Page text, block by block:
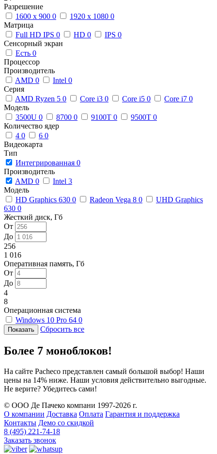
Разрешение
1600 x 900 0 1920 x 1080 0
Матрица
Full HD IPS 0 HD 0 IPS 0
Сенсорный экран
Есть 0
Процессор
Производитель
AMD 0 Intel 0
Серия
AMD Ryzen 5 0 Core i3 0 Core i5 0 Core i7 0
Модель
3500U 0 8700 0 9100T 0 9500T 0
Количество ядер
4 0 6 0
Видеокарта
Тип
Интегрированная 0
Производитель
AMD 0 Intel 3
Модель
HD Graphics 630 0 Radeon Vega 8 0
UHD Graphics
630 0
Жесткий диск, Гб
От
До
256
1 016
Оперативная память, Гб
От
До
4
8
Операционная система
Windows 10 Pro 64 0
Сбросить все
Более 7 моноблоков!
На сайте Pacheco представлен самый большой выбор! Наши
цены на 14% ниже. Наши условия действительно выгодные.
Не верите? Убедитесь сами!
© ООО Де Пачеко компани 1997-2026 г.
О компании Доставка Оплата Гарантия и поддержка
Контакты Демо со скидкой
8 (495) 221-74-18
Заказать звонок